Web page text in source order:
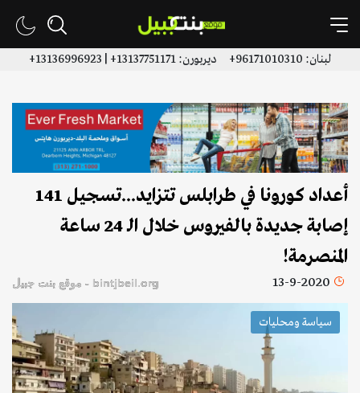
لبنان: 96171010310+ ديربورن: 13137751171+ | 13136996923+
أعداد كورونا في طرابلس تتزايد...تسجيل 141
إصابة جديدة بالفيروس خلال الـ 24 ساعة
المنصرمة!
13-9-2020 bintjbeil.org - موقع بنت جبيل
سياسة ومحليات